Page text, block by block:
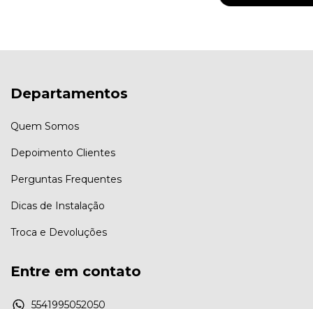
Departamentos
Quem Somos
Depoimento Clientes
Perguntas Frequentes
Dicas de Instalação
Troca e Devoluções
Entre em contato
5541995052050